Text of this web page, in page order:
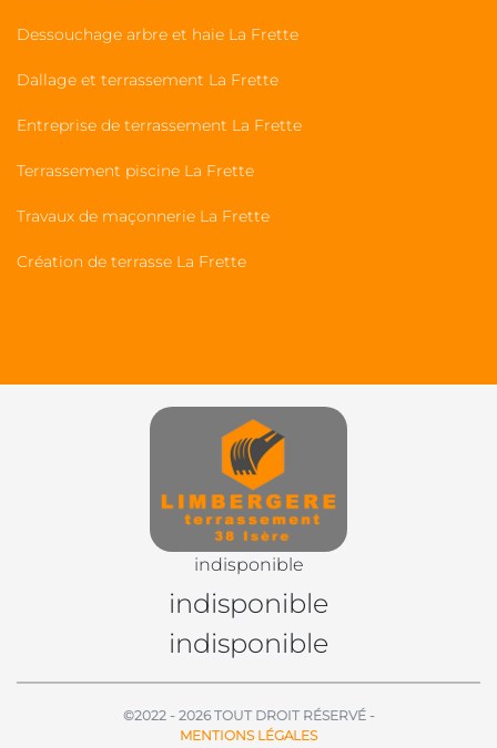
Dessouchage arbre et haie La Frette
Dallage et terrassement La Frette
Entreprise de terrassement La Frette
Terrassement piscine La Frette
Travaux de maçonnerie La Frette
Création de terrasse La Frette
indisponible
indisponible
indisponible
©2022 - 2026 TOUT DROIT RÉSERVÉ -
MENTIONS LÉGALES